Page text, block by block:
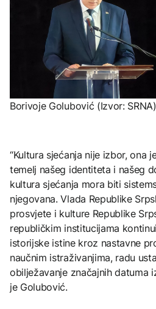
Borivoje Golubović (Izvor: SRNA)
“Kultura sjećanja nije izbor, ona
temelj našeg identiteta i našeg
kultura sjećanja mora biti
njegovana. Vlada Republike
prosvjete i kulture Republike
republičkim institucijama
istorijske istine kroz nastavne
naučnim istraživanjima, radu
obilježavanje značajnih datuma
je Golubović.